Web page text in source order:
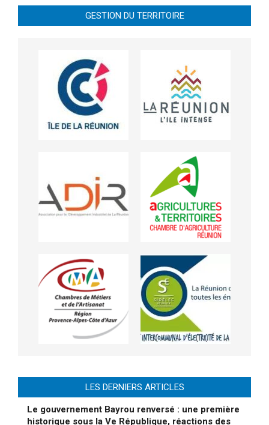
GESTION DU TERRITOIRE
LES DERNIERS ARTICLES
Le gouvernement Bayrou renversé : une première
historique sous la Ve République, réactions des